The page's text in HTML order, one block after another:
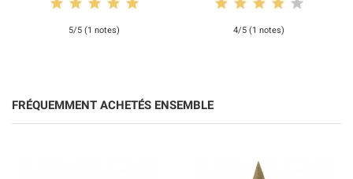
5/5 (1 notes) 4/5 (1 notes)
FRÉQUEMMENT ACHETÉS ENSEMBLE